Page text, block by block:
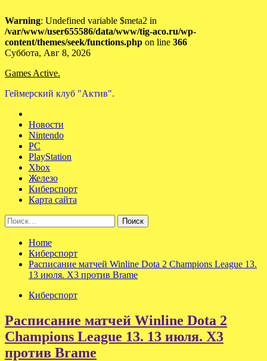
Warning: Undefined variable $meta2 in
/var/www/user655586/data/www/tig-aco.ru/wp-
content/themes/seek/functions.php on line 366
Skip
content
Суббота, Авг 8, 2026
Games Active.
Геймерский клуб "Актив".
Новости
Nintendo
PC
PlayStation
Xbox
Железо
Киберспорт
Карта сайта
Найти:
Home
Киберспорт
Расписание матчей Winline Dota 2 Champions League 13.
13 июля. X3 против Brame
Киберспорт
Расписание матчей Winline Dota 2
Champions League 13. 13 июля. X3
против Brame